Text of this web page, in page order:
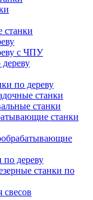
станки
с ЧПУ
по дереву
станки
станки
станки
по дереву
станки по
свесов